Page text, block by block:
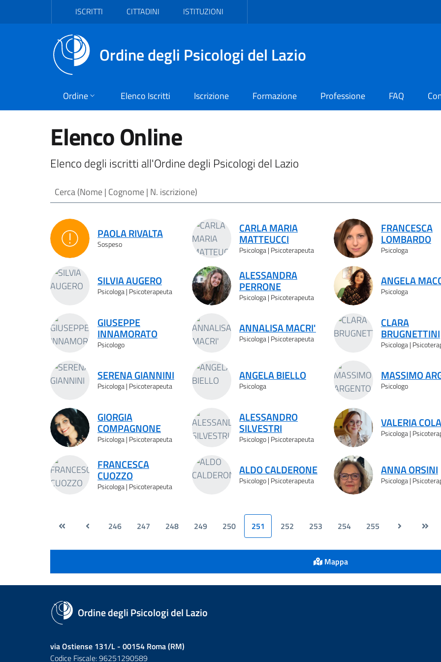
Vai al contenuto principale
ISCRITTI CITTADINI ISTITUZIONI
Ordine degli Psicologi del Lazio
Ordine Elenco Iscritti Iscrizione Formazione Professione FAQ
Elenco Online
Elenco degli iscritti all'Ordine degli Psicologi del Lazio
Cerca (Nome | Cognome | N. iscrizione)
Risultati ricerca
Sospeso
PAOLA RIVALTA
Sospeso
CARLA MARIA
MATTEUCCI
Psicologa | Psicoterapeuta
FRANCESCA
LOMBARDO
Psicologa
SILVIA AUGERO
Psicologa | Psicoterapeuta
ALESSANDRA
PERRONE
Psicologa | Psicoterapeuta
ANGELA
Psicologa
GIUSEPPE
INNAMORATO
Psicologo
ANNALISA MACRI'
Psicologa | Psicoterapeuta
CLARA
BRUGNETTINI
Psicologa |
SERENA GIANNINI
Psicologa | Psicoterapeuta
ANGELA BIELLO
Psicologa
MASSIMO
Psicologo
GIORGIA
COMPAGNONE
Psicologa | Psicoterapeuta
ALESSANDRO
SILVESTRI
Psicologo | Psicoterapeuta
VALERIA
Psicologa |
FRANCESCA
CUOZZO
Psicologa | Psicoterapeuta
ALDO CALDERONE
Psicologo | Psicoterapeuta
ANNA ORSINI
Psicologa |
246 247 248 249 250 251 252 253 254 255
Mappa
Ordine degli Psicologi del Lazio
via Ostiense 131/L - 00154 Roma (RM)
Codice Fiscale: 96251290589